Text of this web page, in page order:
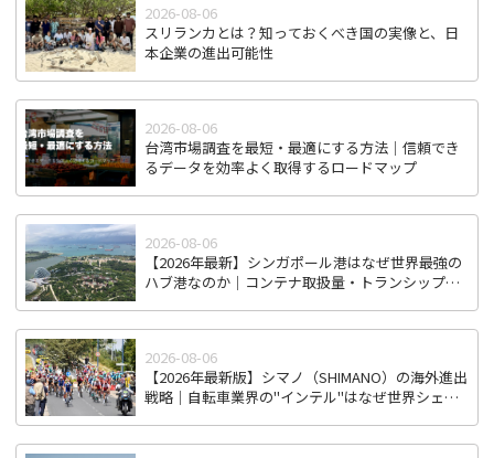
2026-08-06
スリランカとは？知っておくべき国の実像と、日
本企業の進出可能性
2026-08-06
台湾市場調査を最短・最適にする方法｜信頼でき
るデータを効率よく取得するロードマップ
2026-08-06
【2026年最新】シンガポール港はなぜ世界最強の
ハブ港なのか｜コンテナ取扱量・トランシップ機
2026-08-06
【2026年最新版】シマノ（SHIMANO）の海外進出
戦略｜自転車業界の"インテル"はなぜ世界シェア